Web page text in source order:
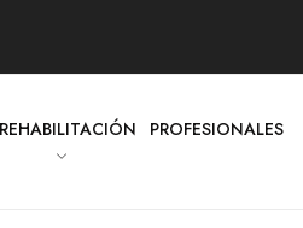
REHABILITACIÓN PROFESIONALES